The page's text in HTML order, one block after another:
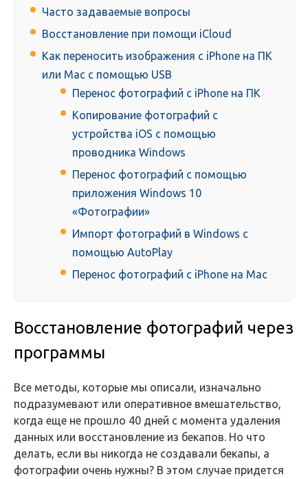
Часто задаваемые вопросы
Восстановление при помощи iCloud
Как переносить изображения с iPhone на ПК
или Mac с помощью USB
Перенос фотографий с iPhone на ПК
Копирование фотографий с
устройства iOS с помощью
проводника Windows
Перенос фотографий с помощью
приложения Windows 10
«Фотографии»
Импорт фотографий в Windows с
помощью AutoPlay
Перенос фотографий с iPhone на Mac
Восстановление фотографий через
программы
Все методы, которые мы описали, изначально
подразумевают или оперативное вмешательство,
когда еще не прошло 40 дней с момента удаления
данных или восстановление из бекапов. Но что
делать, если вы никогда не создавали бекапы, а
фотографии очень нужны? В этом случае придется